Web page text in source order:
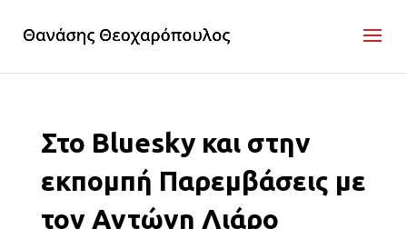
Στο Bluesky και στην
εκπομπή Παρεμβάσεις με
τον Αντώνη Λιάρο